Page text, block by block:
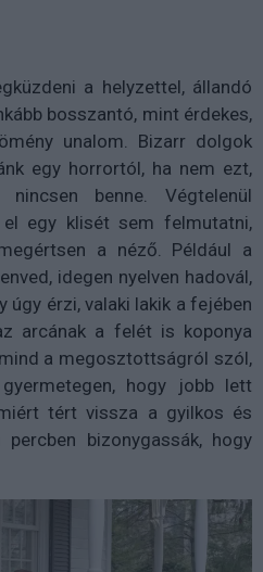
a helyzettel, állandó
bosszantó, mint érdekes,
unalom. Bizarr dolgok
egy horrortól, ha nem ezt,
benne. Végtelenül
egy klisét sem felmutatni,
a néző. Például a
idegen nyelven hadovál,
úgy érzi, valaki lakik a fejében
arcának a felét is koponya
a megosztottságról szól,
hogy jobb lett
tért vissza a gyilkos és
bizonygassák, hogy